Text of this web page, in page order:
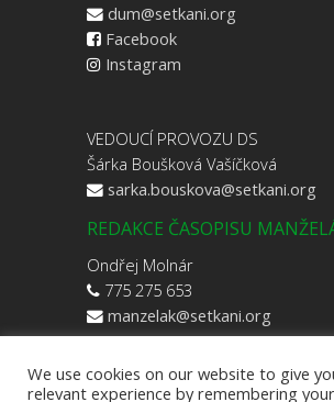
dum@setkani.org
Facebook
Instagram
VEDOUCÍ PROVOZU DS
Šárka Boušková Vašíčková
sarka.bouskova@setkani.org
REDAKCE ČASOPISU
Ondřej Molnár
775 275 653
manzelak@setkani.org
We use cookies on our website to give
relevant experience by remembering